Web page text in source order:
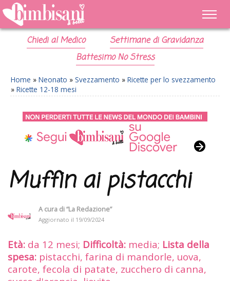
Chiedi al Medico
Settimane di Gravidanza
Battesimo No Stress
Home » Neonato » Svezzamento » Ricette per lo svezzamento
» Ricette 12-18 mesi
Muffin ai pistacchi
A cura di“La Redazione”
Aggiornato il 19/09/2024
Età: da 12 mesi; Difficoltà: media; Lista della
spesa: pistacchi, farina di mandorle, uova,
carote, fecola di patate, zucchero di canna,